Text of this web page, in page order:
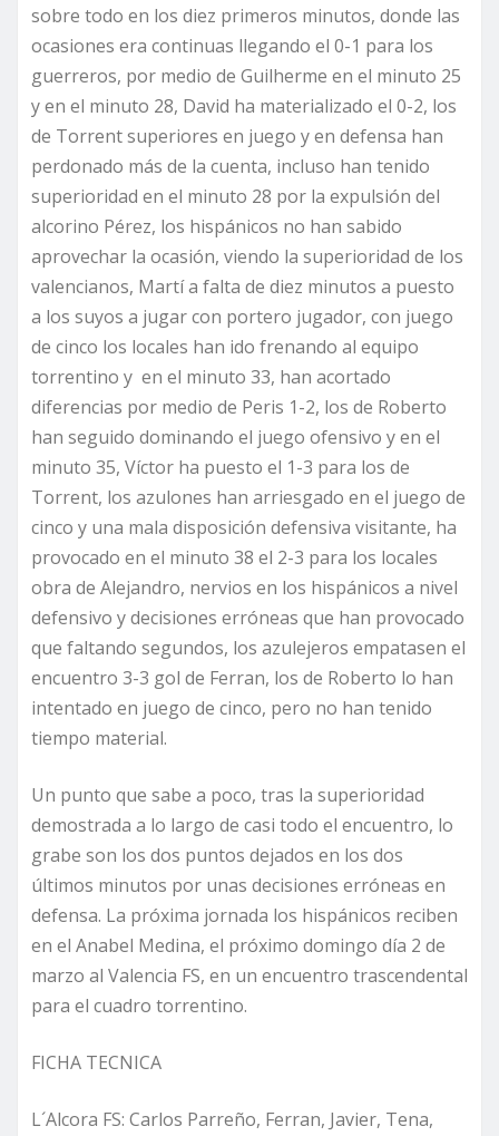
sobre todo en los diez primeros minutos, donde las
ocasiones era continuas llegando el 0-1 para los
guerreros, por medio de Guilherme en el minuto 25
y en el minuto 28, David ha materializado el 0-2, los
de Torrent superiores en juego y en defensa han
perdonado más de la cuenta, incluso han tenido
superioridad en el minuto 28 por la expulsión del
alcorino Pérez, los hispánicos no han sabido
aprovechar la ocasión, viendo la superioridad de los
valencianos, Martí a falta de diez minutos a puesto
a los suyos a jugar con portero jugador, con juego
de cinco los locales han ido frenando al equipo
torrentino y en el minuto 33, han acortado
diferencias por medio de Peris 1-2, los de Roberto
han seguido dominando el juego ofensivo y en el
minuto 35, Víctor ha puesto el 1-3 para los de
Torrent, los azulones han arriesgado en el juego de
cinco y una mala disposición defensiva visitante, ha
provocado en el minuto 38 el 2-3 para los locales
obra de Alejandro, nervios en los hispánicos a nivel
defensivo y decisiones erróneas que han provocado
que faltando segundos, los azulejeros empatasen el
encuentro 3-3 gol de Ferran, los de Roberto lo han
intentado en juego de cinco, pero no han tenido
tiempo material.
Un punto que sabe a poco, tras la superioridad
demostrada a lo largo de casi todo el encuentro, lo
grabe son los dos puntos dejados en los dos
últimos minutos por unas decisiones erróneas en
defensa. La próxima jornada los hispánicos reciben
en el Anabel Medina, el próximo domingo día 2 de
marzo al Valencia FS, en un encuentro trascendental
para el cuadro torrentino.
FICHA TECNICA
L´Alcora FS: Carlos Parreño, Ferran, Javier, Tena,